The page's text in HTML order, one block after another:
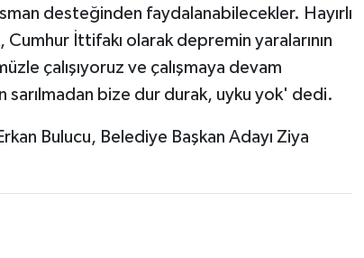
desteğinden faydalanabilecekler. Hayırlı
İttifakı olarak depremin yaralarının
çalışıyoruz ve çalışmaya devam
bize dur durak, uyku yok' dedi.
Bulucu, Belediye Başkan Adayı Ziya